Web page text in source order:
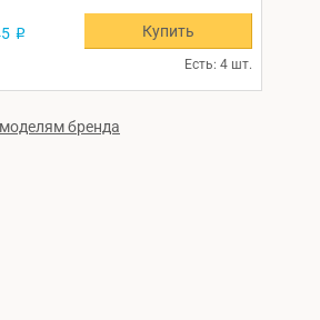
p
Есть: 4 шт.
Купить
бренда